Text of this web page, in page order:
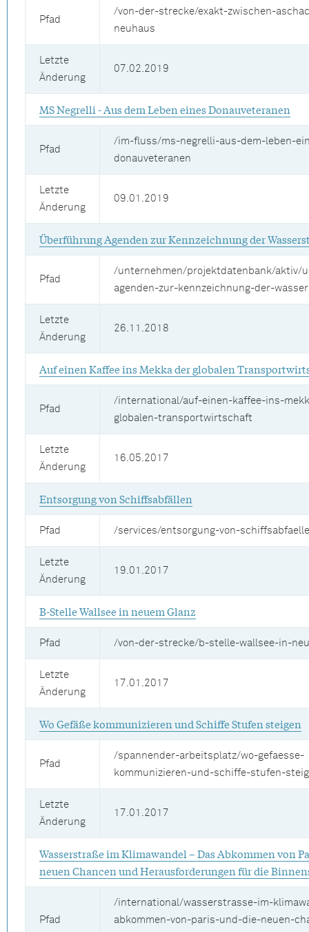
Pfad
/von-der-strecke/exakt-zwischen-
neuhaus
Letzte
Änderung
07.02.2019
MS Negrelli - Aus dem Leben eines Donauveteranen
Pfad
/im-fluss/ms-negrelli-aus-dem-leben-
donauveteranen
Letzte
Änderung
09.01.2019
Überführung Agenden zur Kennzeichnung der
Pfad
/unternehmen/projektdatenbank/aktiv/
agenden-zur-kennzeichnung-der-
Letzte
Änderung
26.11.2018
Auf einen Kaffee ins Mekka der globalen
Pfad
/international/auf-einen-kaffee-ins-
globalen-transportwirtschaft
Letzte
Änderung
16.05.2017
Entsorgung von Schiffsabfällen
Pfad /services/entsorgung-von-
Letzte
Änderung
19.01.2017
B-Stelle Wallsee in neuem Glanz
Pfad /von-der-strecke/b-stelle-wallsee-in-
Letzte
Änderung
17.01.2017
Wo Gefäße kommunizieren und Schiffe Stufen steigen
Pfad
/spannender-arbeitsplatz/wo-gefaesse-
kommunizieren-und-schiffe-stufen-
Letzte
Änderung
17.01.2017
Wasserstraße im Klimawandel – Das Abkommen von
neuen Chancen und Herausforderungen für die
Pfad
/international/wasserstrasse-im-
abkommen-von-paris-und-die-neuen-